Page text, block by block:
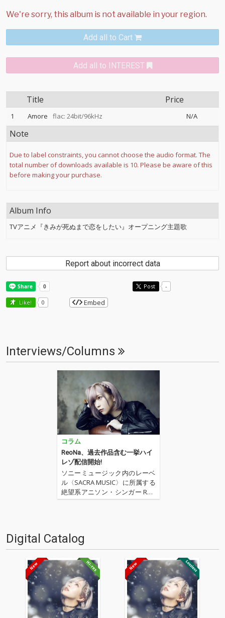
Add all to Cart
Add all to INTEREST
Title Price
1 Amore flac: 24bit/96kHz N/A
Note
Due to label constraints, you cannot choose the audio format. The
total number of downloads available is 10. Please be aware of this
before making your purchase.
Album Info
TVアニメ『きみが死ぬまで恋をしたい』オープニング主題歌
Report about incorrect data
Post -
Like! 0 Embed
Interviews/Columns
コラム
ReoNa、過去作品含む一挙ハイ
レゾ配信開始!
ソニーミュージック内のレーベ
ル〈SACRA MUSIC〉に所属する
絶望系アニソン・シンガー Reo
Na。“神崎エルザ starring ReoN
『ハッピーシュガーラ…
Digital Catalog